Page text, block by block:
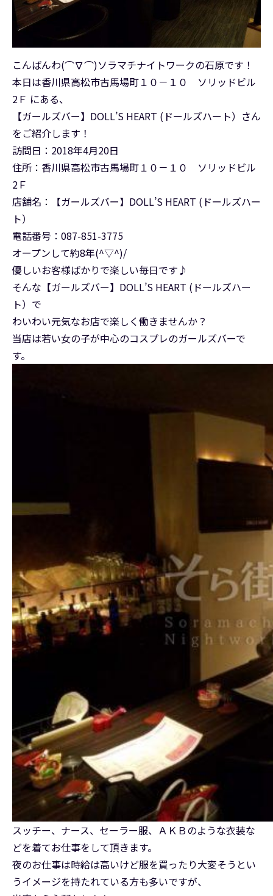
こんばんわ(⌒∇⌒)ソラマチナイトワークの石原です！
本日は香川県高松市古馬場町１０－１０ ソリッドビル
2Ｆ にある、
【ガールズバー】DOLL’S HEART (ドールズハート）さん
をご紹介します！
訪問日：2018年4月20日
住所：香川県高松市古馬場町１０－１０ ソリッドビル
2Ｆ
店舗名：【ガールズバー】DOLL’S HEART (ドールズハー
ト）
電話番号：087-851-3775
オープンして約8年(^▽^)/
優しいお客様ばかりで楽しい毎日です♪
そんな【ガールズバー】DOLL’S HEART (ドールズハー
ト）で
わいわい元気なお店で楽しく働きませんか？
当店は若い女の子が中心のコスプレのガールズバーで
す。
スッチー、ナース、セーラー服、ＡＫＢのような衣装な
どを着てお仕事をして頂きます。
夜のお仕事は時給は高いけど服を買ったり大変そうとい
うイメージを持たれている方も多いですが、